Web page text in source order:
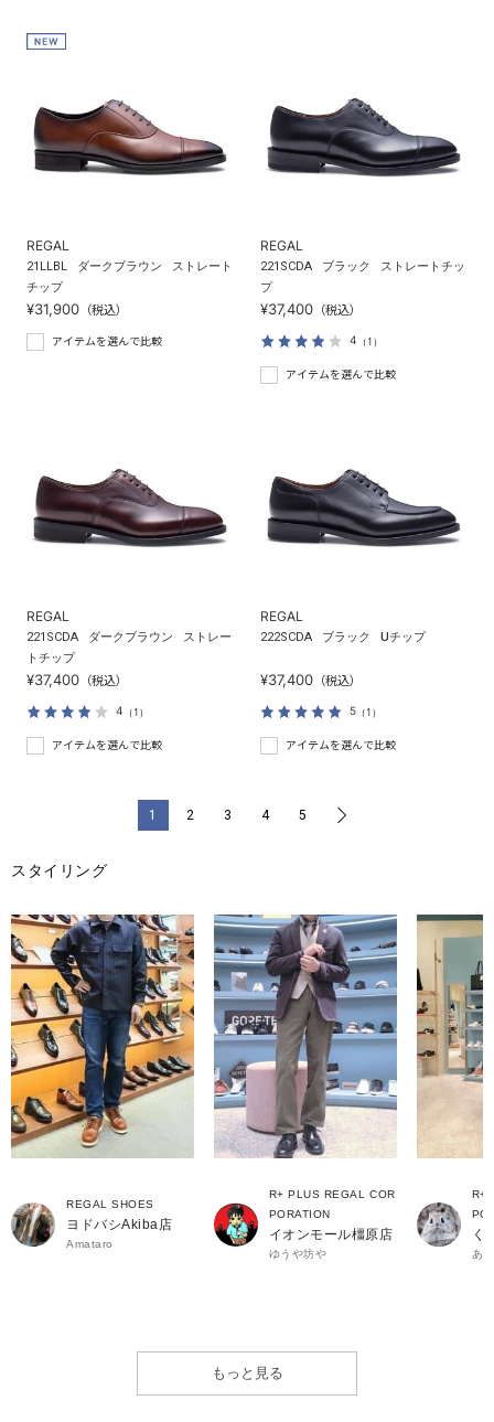
REGAL
21LLBL ダークブラウン
ストレート
チップ
¥31,900 （税込）
アイテムを選んで比較
REGAL
221SCDA ブラック
ストレートチッ
プ
¥37,400 （税込）
4 （1）
アイテムを選んで比較
REGAL
221SCDA ダークブラウン
ストレー
トチップ
¥37,400 （税込）
4 （1）
アイテムを選んで比較
REGAL
222SCDA ブラック Uチップ
¥37,400 （税込）
5（1）
アイテムを選んで比較
1 2 3 4 5 >
スタイリング
REGAL SHOES
ヨドバシAkiba店
Amataro
R+ PLUS REGAL COR
PORATION
イオンモール橿原店
ゆうや坊や
R+
く
あ
もっと見る